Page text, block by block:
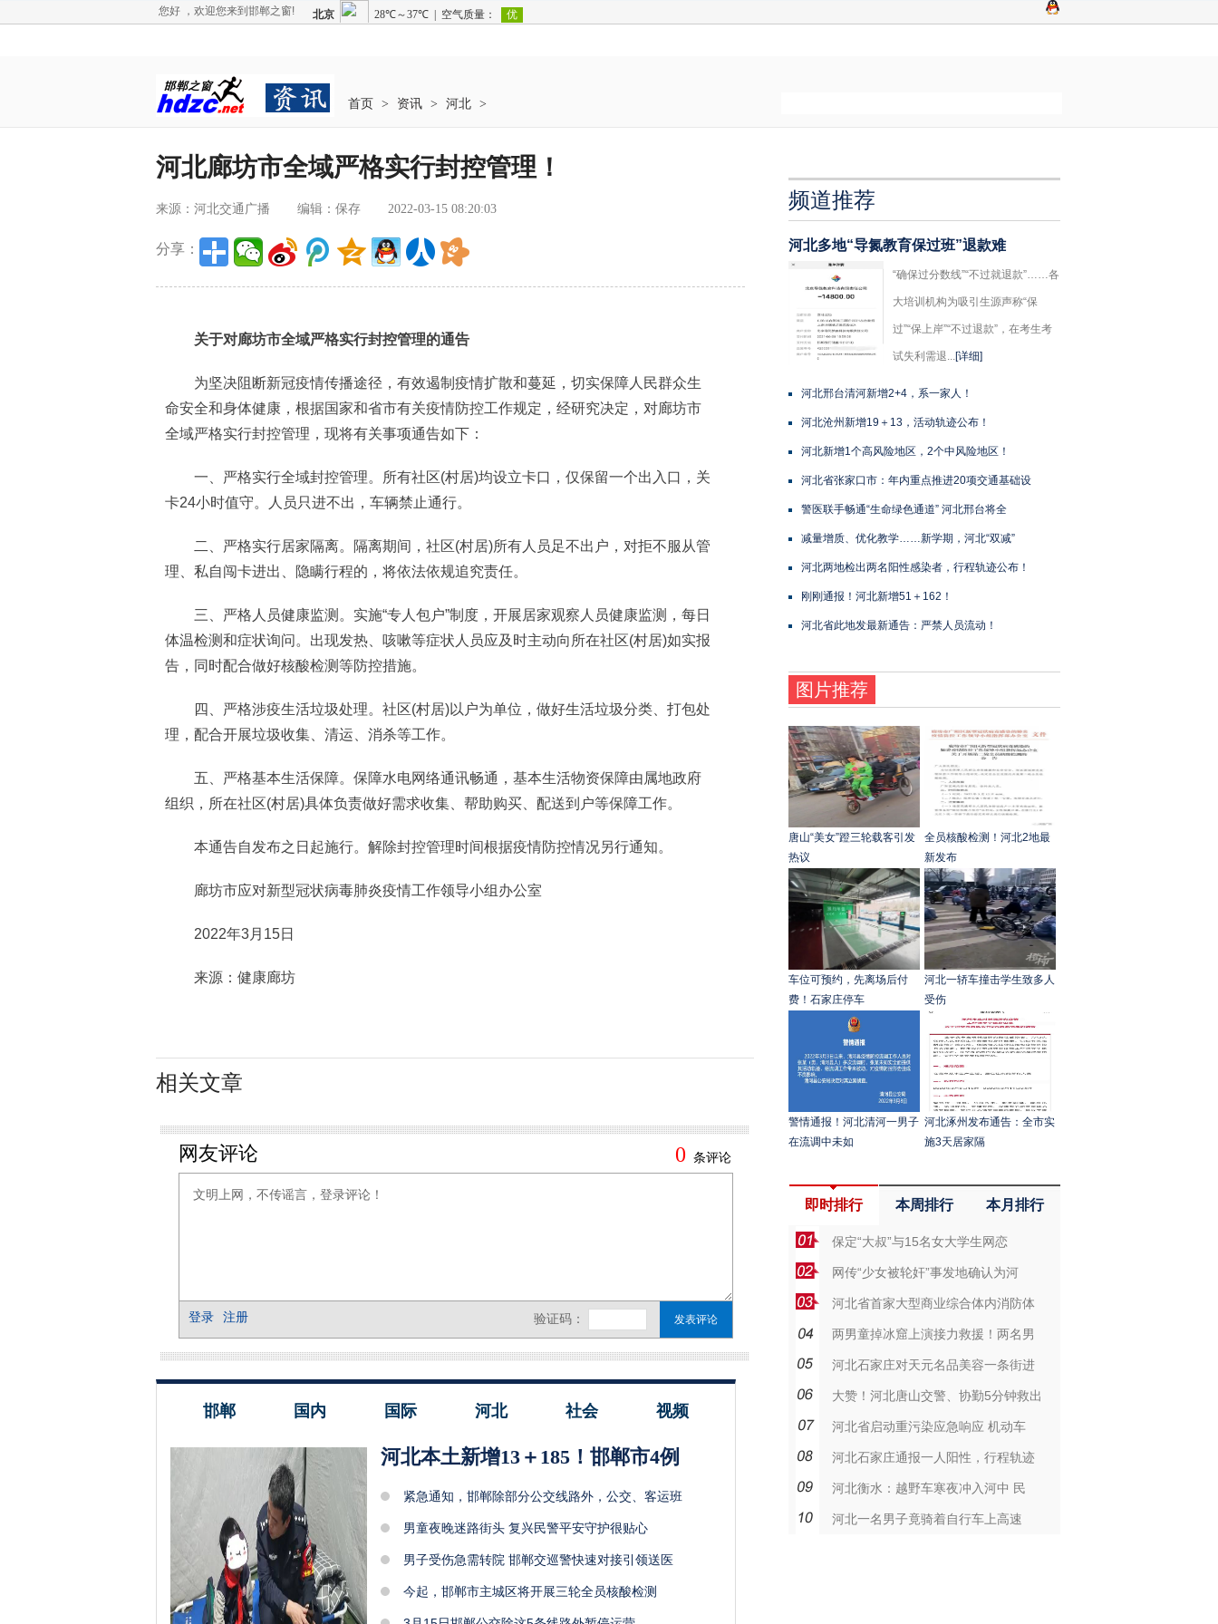
您好 ，欢迎您来到邯郸之窗!
首页 > 资讯 > 河北 >
河北廊坊市全域严格实行封控管理！
来源：河北交通广播 编辑：保存 2022-03-15 08:20:03
分享：
关于对廊坊市全域严格实行封控管理的通告
为坚决阻断新冠疫情传播途径，有效遏制疫情扩散和蔓延，切实保障人民群众生
命安全和身体健康，根据国家和省市有关疫情防控工作规定，经研究决定，对廊坊市
全域严格实行封控管理，现将有关事项通告如下：
一、严格实行全域封控管理。所有社区(村居)均设立卡口，仅保留一个出入口，关
卡24小时值守。人员只进不出，车辆禁止通行。
二、严格实行居家隔离。隔离期间，社区(村居)所有人员足不出户，对拒不服从管
理、私自闯卡进出、隐瞒行程的，将依法依规追究责任。
三、严格人员健康监测。实施“专人包户”制度，开展居家观察人员健康监测，每日
体温检测和症状询问。出现发热、咳嗽等症状人员应及时主动向所在社区(村居)如实报
告，同时配合做好核酸检测等防控措施。
四、严格涉疫生活垃圾处理。社区(村居)以户为单位，做好生活垃圾分类、打包处
理，配合开展垃圾收集、清运、消杀等工作。
五、严格基本生活保障。保障水电网络通讯畅通，基本生活物资保障由属地政府
组织，所在社区(村居)具体负责做好需求收集、帮助购买、配送到户等保障工作。
本通告自发布之日起施行。解除封控管理时间根据疫情防控情况另行通知。
廊坊市应对新型冠状病毒肺炎疫情工作领导小组办公室
2022年3月15日
来源：健康廊坊
相关文章
邯郸 国内 国际 河北 社会 视频
河北本土新增13＋185！邯郸市4例
紧急通知，邯郸除部分公交线路外，公交、客运班
男童夜晚迷路街头 复兴民警平安守护很贴心
男子受伤急需转院 邯郸交巡警快速对接引领送医
今起，邯郸市主城区将开展三轮全员核酸检测
频道推荐
河北多地“导氮教育保过班”退款难
“确保过分数线”“不过就退款”……各
大培训机构为吸引生源声称“保
过”“保上岸”“不过退款”，在考生考
试失利需退...[详细]
河北邢台清河新增2+4，系一家人！
河北沧州新增19＋13，活动轨迹公布！
河北新增1个高风险地区，2个中风险地区！
河北省张家口市：年内重点推进20项交通基础设
警医联手畅通“生命绿色通道” 河北邢台将全
减量增质、优化教学……新学期，河北“双减”
河北两地检出两名阳性感染者，行程轨迹公布！
刚刚通报！河北新增51＋162！
河北省此地发最新通告：严禁人员流动！
图片推荐
唐山“美女”蹬三轮载客引发
热议
全员核酸检测！河北2地最
新发布
车位可预约，先离场后付
费！石家庄停车
河北一轿车撞击学生致多人
受伤
警情通报！河北清河一男子
在流调中未如
河北涿州发布通告：全市实
施3天居家隔
即时排行 本周排行 本月排行
保定“大叔”与15名女大学生网恋
网传“少女被轮奸”事发地确认为河
河北省首家大型商业综合体内消防体
两男童掉冰窟上演接力救援！两名男
河北石家庄对天元名品美容一条街进
大赞！河北唐山交警、协勤5分钟救出
河北省启动重污染应急响应 机动车
河北石家庄通报一人阳性，行程轨迹
河北衡水：越野车寒夜冲入河中 民
河北一名男子竟骑着自行车上高速